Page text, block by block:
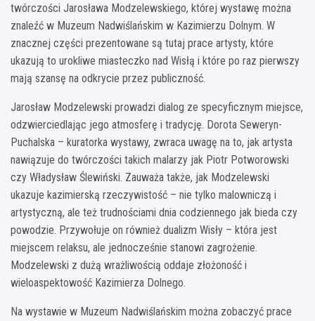
twórczości Jarosława Modzelewskiego, której wystawę można
znaleźć w Muzeum Nadwiślańskim w Kazimierzu Dolnym. W
znacznej części prezentowane są tutaj prace artysty, które
ukazują to urokliwe miasteczko nad Wisłą i które po raz pierwszy
mają szansę na odkrycie przez publiczność.
Jarosław Modzelewski prowadzi dialog ze specyficznym miejsce,
odzwierciedlając jego atmosferę i tradycję. Dorota Seweryn-
Puchalska – kuratorka wystawy, zwraca uwagę na to, jak artysta
nawiązuje do twórczości takich malarzy jak Piotr Potworowski
czy Władysław Ślewiński. Zauważa także, jak Modzelewski
ukazuje kazimierską rzeczywistość – nie tylko malowniczą i
artystyczną, ale też trudnościami dnia codziennego jak bieda czy
powodzie. Przywołuje on również dualizm Wisły – która jest
miejscem relaksu, ale jednocześnie stanowi zagrożenie.
Modzelewski z dużą wrażliwością oddaje złożoność i
wieloaspektowość Kazimierza Dolnego.
Na wystawie w Muzeum Nadwiślańskim można zobaczyć prace